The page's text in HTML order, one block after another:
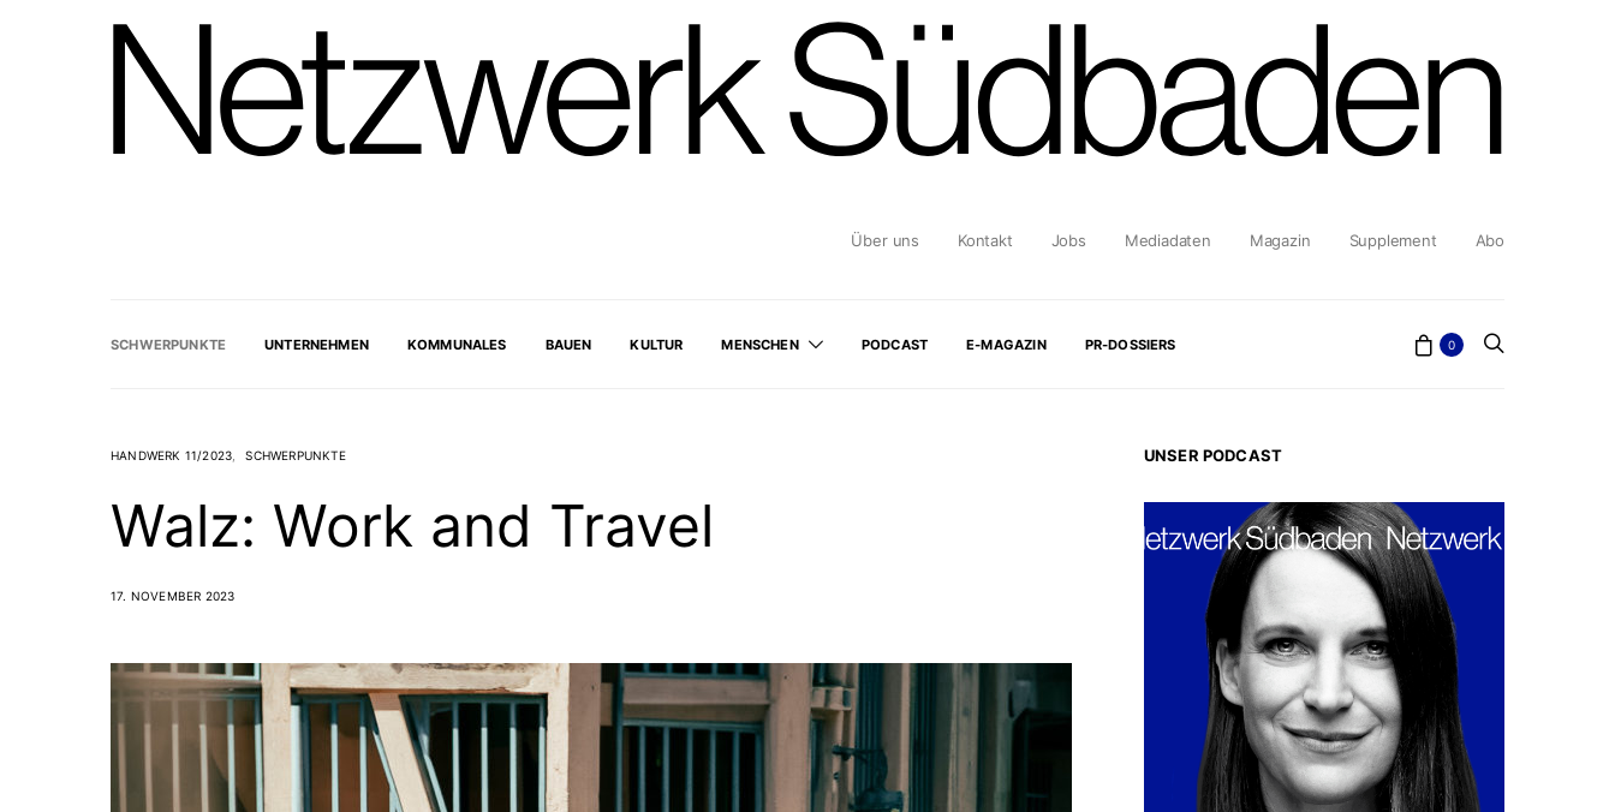
Über uns Kontakt Jobs Mediadaten Magazin Supplement Abo
SCHWERPUNKTE UNTERNEHMEN KOMMUNALES BAUEN KULTUR MENSCHEN PODCAST E-MAGAZIN PR-DOSSIERS 0
HANDWERK 11/2023 SCHWERPUNKTE
Walz: Work and Travel
17. NOVEMBER 2023
UNSER PODCAST